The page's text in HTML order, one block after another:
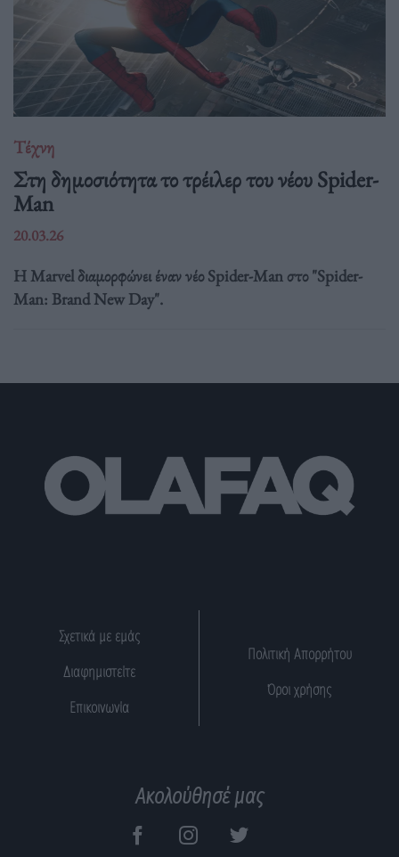
Τέχνη
Στη δημοσιότητα το τρέιλερ του νέου Spider-
Man
20.03.26
Η Marvel διαμορφώνει έναν νέο Spider-Man στο "Spider-
Man: Brand New Day".
Σχετικά με εμάς
Διαφημιστείτε
Επικοινωνία
Πολιτική Απορρήτου
Όροι χρήσης
Ακολούθησέ μας